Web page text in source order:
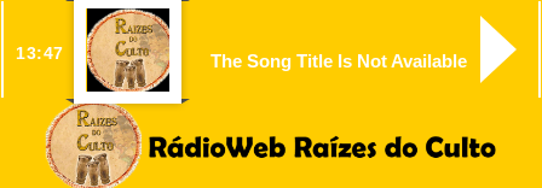
13:47 The Song Title Is Not Available